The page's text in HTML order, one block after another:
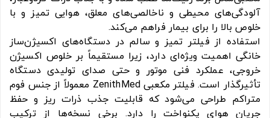
آلودگی‌های محیطی و ناخالصی‌های معلق، هوایی تمیز و با
خلوص بالا را برای بیمار فراهم می‌کند.
استفاده از فیلتر تمیز و سالم در دستگاه‌های اکسیژن‌ساز
خانگی اهمیت ویژه‌ای دارد، زیرا مستقیماً بر خلوص اکسیژن
خروجی، عملکرد فنی موتور و حتی صدای تولیدی دستگاه
تأثیرگذار است. فیلتر مکعبی ZenithMed معمولاً از جنس فوم
متراکم طراحی می‌شود که قابلیت جذب ذرات ریز و حفظ
جریان هوای یکنواخت را دارد. برخی نسخه‌ها از ترکیب